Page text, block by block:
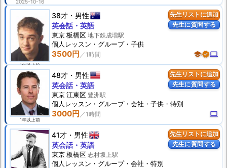
2025-10-16
先生リストに追加
先生に質問する
1年以上前
38才 男性
3500円 schoolverifiedcomputer
英会話・英語
東京 板橋区 地下鉄成増駅
個人 レッスン ・グループ・子供
先生リストに追加
先生に質問する
1年以上前
48才 男性
3000円 computer
英会話・英語
東京 江東区 豊洲駅
個人 レッスン ・グループ・会社・子供・特別
先生リストに追加
先生に質問する
41才 男性
英会話・英語
東京 板橋区 志村坂上駅
個人 レッスン ・グループ・会社・特別